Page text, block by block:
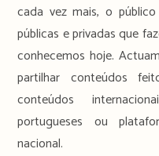
cada vez mais, o
públicas e privadas que
conhecemos hoje.
partilhar conteúdos
conteúdos
portugueses ou
nacional.